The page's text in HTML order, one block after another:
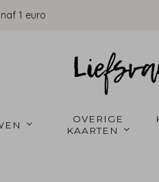
1 euro
OVERIGE
KAARTEN